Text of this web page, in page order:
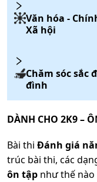
Văn hóa -
Xã hội
Chăm sóc sắc
đình
DÀNH CHO 2K9 –
Bài thi Đánh giá
trúc bài thi, các
ôn tập như thế nào